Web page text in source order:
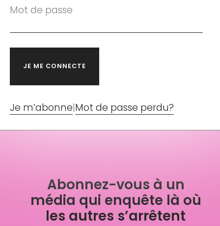
Mot de passe
Je m’abonne|Mot de passe perdu?
Abonnez-vous à un
média qui enquête là où
les autres s’arrêtent